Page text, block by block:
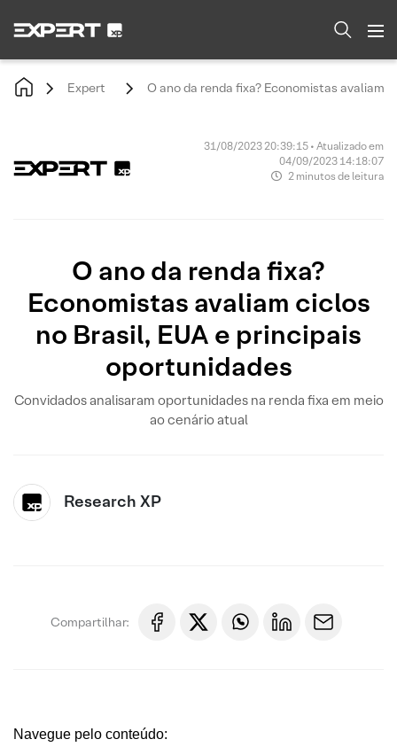
Expert O ano da renda fixa? Economistas avaliam
31/08/2023 20:39:15 • Atualizado em
04/09/2023 14:18:07
2 minutos de leitura
O ano da renda fixa?
Economistas avaliam ciclos
no Brasil, EUA e principais
oportunidades
Convidados analisaram oportunidades na renda fixa em meio
ao cenário atual
Research XP
Compartilhar:
Navegue pelo conteúdo: